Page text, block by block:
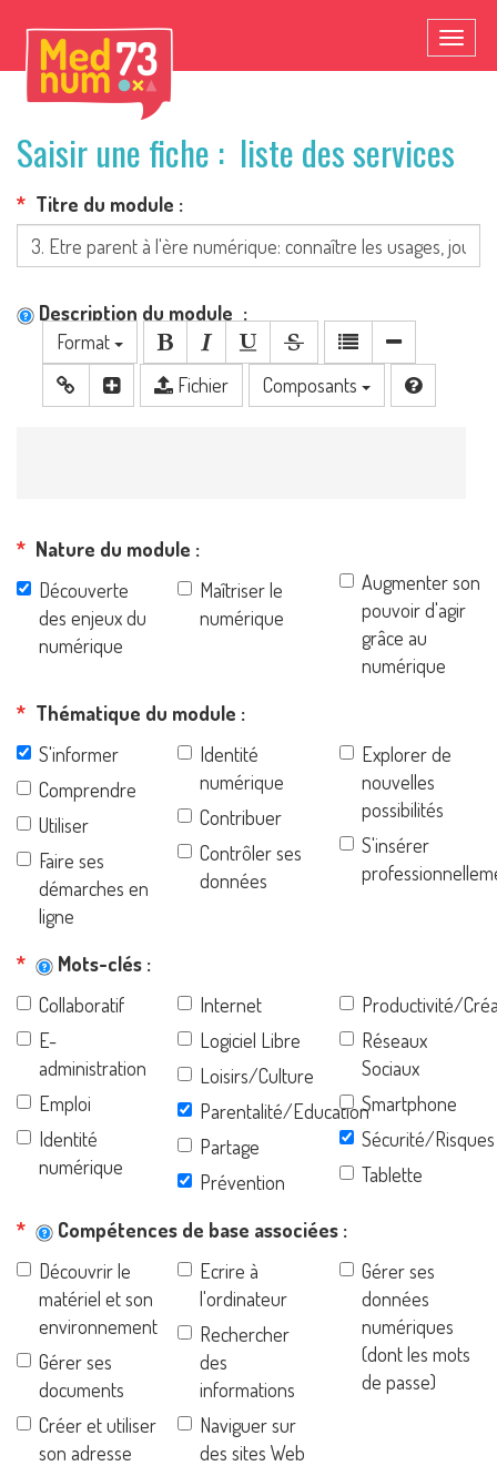
Saisir une fiche : liste des services
Titre du module
Description du module
Format
Fichier
Composants
Nature du module
Découverte
des enjeux du
numérique
Maîtriser le
numérique
Augmenter son
pouvoir d'agir
grâce au
numérique
Thématique du module
S'informer
Comprendre
Utiliser
Faire ses
démarches en
ligne
Identité
numérique
Contribuer
Contrôler ses
données
Explorer de
nouvelles
possibilités
S'insérer
Mots-clés
Collaboratif
E-
administration
Emploi
Identité
numérique
Internet
Logiciel Libre
Loisirs/Culture
Parentalité/Education
Partage
Prévention
Productivité/
Réseaux
Sociaux
Smartphone
Sécurité/Risques
Tablette
Compétences de base associées
Découvrir le
matériel et son
environnement
Gérer ses
documents
Créer et utiliser
son adresse
Ecrire à
l'ordinateur
Rechercher
des
informations
Naviguer sur
des sites Web
Gérer ses
données
numériques
(dont les mots
de passe)